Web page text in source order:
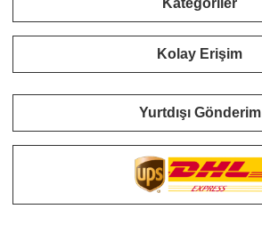
Kategoriler
Kolay Erişim
Yurtdışı Gönderim